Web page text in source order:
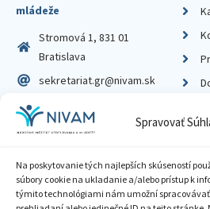
Spravovať
Na poskytovanie tých najlepších skúseností
súbory cookie na ukladanie a/alebo prístup k
týmito technológiami nám umožní spracovávať
mládeže
Stromová 1, 831 01
Bratislava
sekretariat.gr@nivam.sk
IČO: 00164348
DIČ: 2020798714